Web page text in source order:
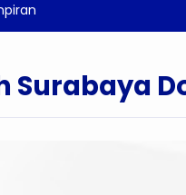
Surabaya